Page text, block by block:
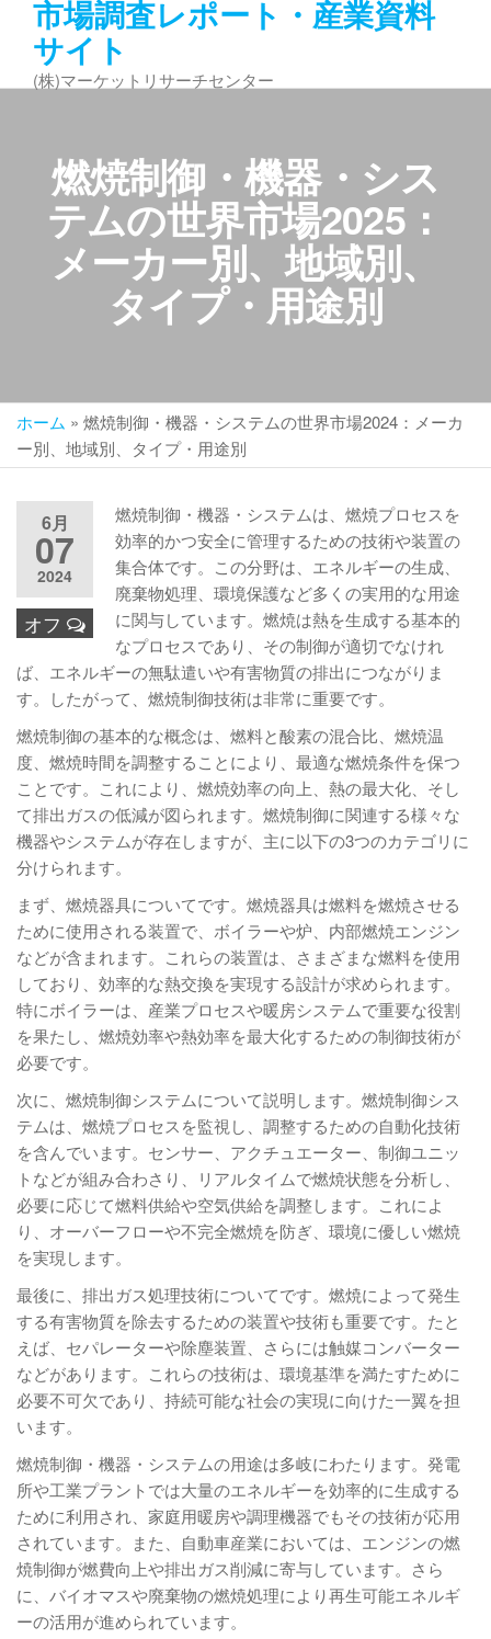
ン
市場調査レポート・産業資料
サイト
(株)マーケットリサーチセンター
燃焼制御・機器・シス
テムの世界市場2025：
メーカー別、地域別、
タイプ・用途別
ホーム » 燃焼制御・機器・システムの世界市場2024：メーカ
ー別、地域別、タイプ・用途別
6月
07
2024
オフ
燃焼制御・機器・システムは、燃焼プロセスを
効率的かつ安全に管理するための技術や装置の
集合体です。この分野は、エネルギーの生成、
廃棄物処理、環境保護など多くの実用的な用途
に関与しています。燃焼は熱を生成する基本的
なプロセスであり、その制御が適切でなけれ
ば、エネルギーの無駄遣いや有害物質の排出につながりま
す。したがって、燃焼制御技術は非常に重要です。
燃焼制御の基本的な概念は、燃料と酸素の混合比、燃焼温
度、燃焼時間を調整することにより、最適な燃焼条件を保つ
ことです。これにより、燃焼効率の向上、熱の最大化、そし
て排出ガスの低減が図られます。燃焼制御に関連する様々な
機器やシステムが存在しますが、主に以下の3つのカテゴリに
分けられます。
まず、燃焼器具についてです。燃焼器具は燃料を燃焼させる
ために使用される装置で、ボイラーや炉、内部燃焼エンジン
などが含まれます。これらの装置は、さまざまな燃料を使用
しており、効率的な熱交換を実現する設計が求められます。
特にボイラーは、産業プロセスや暖房システムで重要な役割
を果たし、燃焼効率や熱効率を最大化するための制御技術が
必要です。
次に、燃焼制御システムについて説明します。燃焼制御シス
テムは、燃焼プロセスを監視し、調整するための自動化技術
を含んでいます。センサー、アクチュエーター、制御ユニッ
トなどが組み合わさり、リアルタイムで燃焼状態を分析し、
必要に応じて燃料供給や空気供給を調整します。これによ
り、オーバーフローや不完全燃焼を防ぎ、環境に優しい燃焼
を実現します。
最後に、排出ガス処理技術についてです。燃焼によって発生
する有害物質を除去するための装置や技術も重要です。たと
えば、セパレーターや除塵装置、さらには触媒コンバーター
などがあります。これらの技術は、環境基準を満たすために
必要不可欠であり、持続可能な社会の実現に向けた一翼を担
います。
燃焼制御・機器・システムの用途は多岐にわたります。発電
所や工業プラントでは大量のエネルギーを効率的に生成する
ために利用され、家庭用暖房や調理機器でもその技術が応用
されています。また、自動車産業においては、エンジンの燃
焼制御が燃費向上や排出ガス削減に寄与しています。さら
に、バイオマスや廃棄物の燃焼処理により再生可能エネルギ
ーの活用が進められています。